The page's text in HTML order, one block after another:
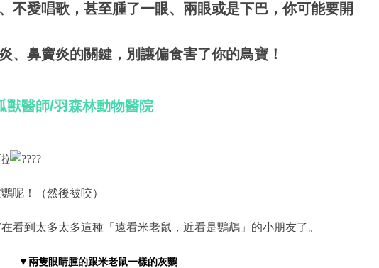
不愛唱歌，甚至腫了一眼、兩眼或是下巴，你可能要開
、鼻竇炎的關鍵，別讓偏食害了你的鳥寶！
獸醫師/羽森林動物醫院
呢！（然後被咬）
看到太多太多這種「遠看米老鼠，近看是鸚鵡」的小朋友了。
▼兩隻眼睛腫的跟米老鼠一樣的灰鸚